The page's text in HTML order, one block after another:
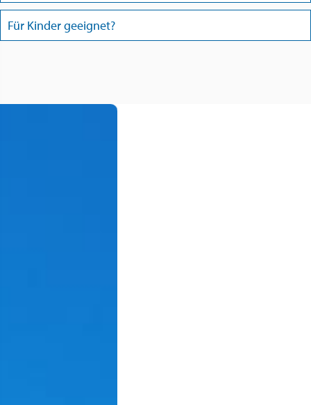
Für Kinder geeignet?